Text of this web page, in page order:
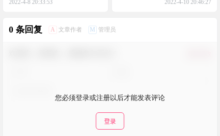
2022-4-8 20:33:53 2022-4-10 20:46:27
0 条回复 A 文章作者 M 管理员
您必须登录或注册以后才能发表评论
登录